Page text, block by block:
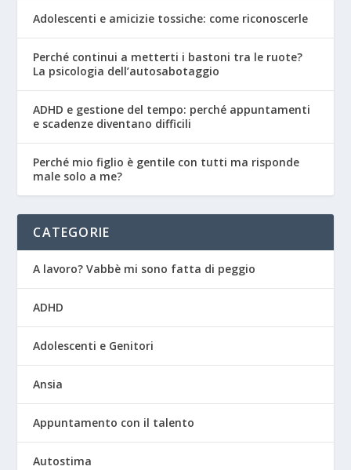
Adolescenti e amicizie tossiche: come riconoscerle
Perché continui a metterti i bastoni tra le ruote?
La psicologia dell’autosabotaggio
ADHD e gestione del tempo: perché appuntamenti
e scadenze diventano difficili
Perché mio figlio è gentile con tutti ma risponde
male solo a me?
CATEGORIE
A lavoro? Vabbè mi sono fatta di peggio
ADHD
Adolescenti e Genitori
Ansia
Appuntamento con il talento
Autostima